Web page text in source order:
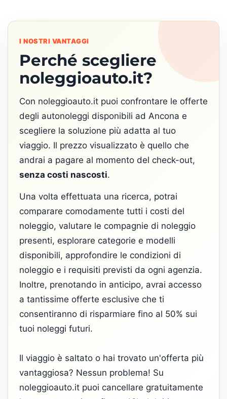
I NOSTRI VANTAGGI
Perché scegliere
noleggioauto.it?
Con noleggioauto.it puoi confrontare le offerte
degli autonoleggi disponibili ad Ancona e
scegliere la soluzione più adatta al tuo
viaggio. Il prezzo visualizzato è quello che
andrai a pagare al momento del check-out,
senza costi nascosti.
Una volta effettuata una ricerca, potrai
comparare comodamente tutti i costi del
noleggio, valutare le compagnie di noleggio
presenti, esplorare categorie e modelli
disponibili, approfondire le condizioni di
noleggio e i requisiti previsti da ogni agenzia.
Inoltre, prenotando in anticipo, avrai accesso
a tantissime offerte esclusive che ti
consentiranno di risparmiare fino al 50% sui
tuoi noleggi futuri.
Il viaggio è saltato o hai trovato un'offerta più
vantaggiosa? Nessun problema! Su
noleggioauto.it puoi cancellare gratuitamente